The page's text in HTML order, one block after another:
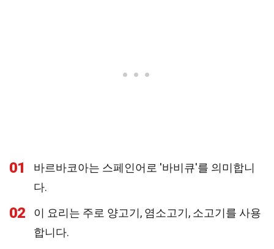
01
바르바코아는 스페인어로 '바비큐'를 의미합니
다.
02
이 요리는 주로 양고기, 염소고기, 소고기를 사용
합니다.